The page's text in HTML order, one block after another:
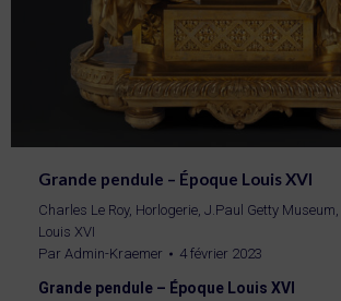
Grande pendule – Époque Louis XVI
Charles Le Roy, Horlogerie, J.Paul Getty
Louis XVI
Par Admin-Kraemer 4 février 2023
Grande pendule – Époque Louis XVI